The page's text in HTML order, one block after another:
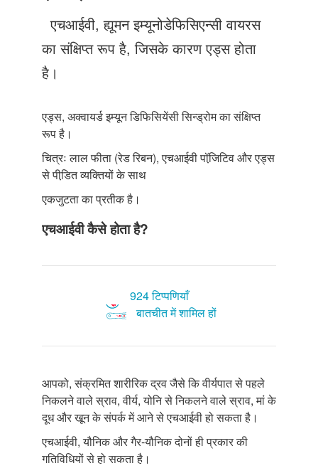
संपर्क करें
एचआईवी, ह्यूमन इम्यूनोडेफिसिएन्सी वायरस
का संक्षिप्त रूप है, जिसके कारण एड्स होता
है।
एड्स, अक्वायर्ड इम्यून डिफिसियेंसी सिन्ड्रोम का संक्षिप्त
रूप है।
चित्रः लाल फीता (रेड रिबन), एचआईवी पॉजि़टिव और एड्स
से पीडि़त व्यक्तियों के साथ
एकजुटता का प्रतीक है।
एचआईवी कैसे होता है?
924 टिप्पणियाँ
बातचीत में शामिल हों
आपको, संक्रमित शारीरिक द्रव जैसे कि वीर्यपात से पहले
निकलने वाले स्राव, वीर्य, योनि से निकलने वाले स्राव, मां के
दूध और खून के संपर्क में आने से एचआईवी हो सकता है।
एचआईवी, यौनिक और गैर-यौनिक दोनों ही प्रकार की
गतिविधियों से हो सकता है।